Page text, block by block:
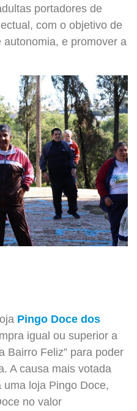
portadores de
com o objetivo de
e promover a
Pingo Doce dos
igual ou superior a
Bairro Feliz” para poder
A causa mais votada
loja Pingo Doce,
no valor